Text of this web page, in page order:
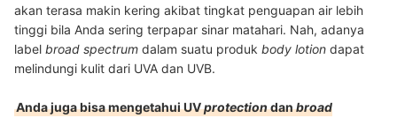
akan terasa makin kering akibat tingkat penguapan air lebih
tinggi bila Anda sering terpapar sinar matahari. Nah, adanya
label broad spectrum dalam suatu produk body lotion dapat
melindungi kulit dari UVA dan UVB.
Anda juga bisa mengetahui UVprotectiondanbroad